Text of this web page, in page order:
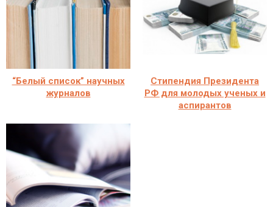
“Белый список” научных
журналов
Стипендия Президента
РФ для молодых ученых и
аспирантов